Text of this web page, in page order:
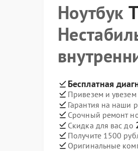
Ноутбук
Бесплатная
Привезем и
Гарантия на наши
Срочный ремонт
Скидка для вас до
Получите 1500
Оригинальные